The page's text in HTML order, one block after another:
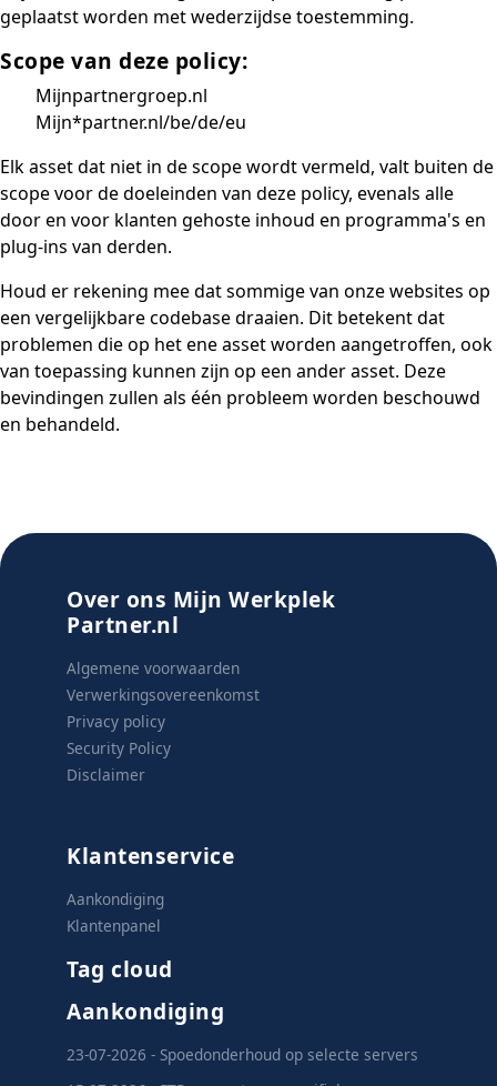
geplaatst worden met wederzijdse toestemming.
Scope van deze policy:
Mijnpartnergroep.nl
Mijn*partner.nl/be/de/eu
Elk asset dat niet in de scope wordt vermeld, valt buiten de
scope voor de doeleinden van deze policy, evenals alle
door en voor klanten gehoste inhoud en programma's en
plug-ins van derden.
Houd er rekening mee dat sommige van onze websites op
een vergelijkbare codebase draaien. Dit betekent dat
problemen die op het ene asset worden aangetroffen, ook
van toepassing kunnen zijn op een ander asset. Deze
bevindingen zullen als één probleem worden beschouwd
en behandeld.
Over ons Mijn Werkplek
Partner.nl
Algemene voorwaarden
Verwerkingsovereenkomst
Privacy policy
Security Policy
Disclaimer
Klantenservice
Aankondiging
Klantenpanel
Tag cloud
Aankondiging
23-07-2026 - Spoedonderhoud op selecte servers